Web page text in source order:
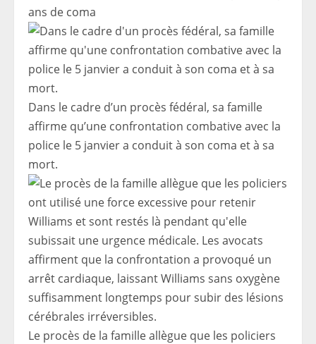
ans de coma
Dans le cadre d’un procès fédéral, sa famille
affirme qu’une confrontation combative avec la
police le 5 janvier a conduit à son coma et à sa
mort.
Le procès de la famille allègue que les policiers